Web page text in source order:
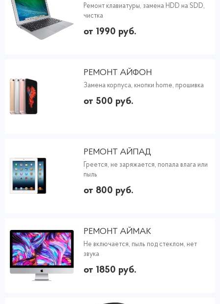
Ремонт клавиатуры, замена HDD на SDD,
чистка
от 1990 руб.
РЕМОНТ АЙФОН
Замена корпуса, кнопки home, прошивка
от 500 руб.
РЕМОНТ АЙПАД
Греется, не заряжается, попала влага или
пыль
от 800 руб.
РЕМОНТ АЙМАК
Не включается, пыль под стеклом, нет
звука
от 1850 руб.